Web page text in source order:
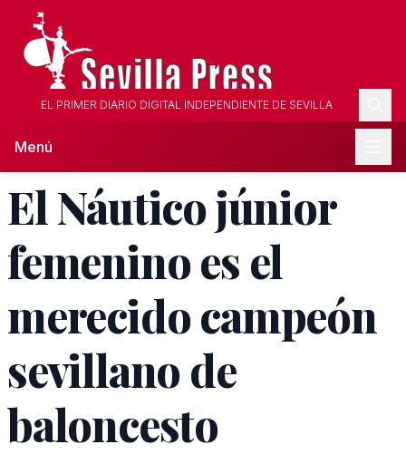
EL PRIMER DIARIO DIGITAL INDEPENDIENTE DE SEVILLA
Menú
El Náutico júnior
femenino es el
merecido campeón
sevillano de
baloncesto